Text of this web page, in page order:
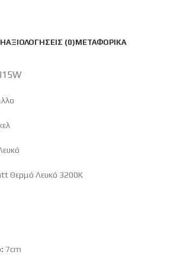
ΑΞΙΟΛΟΓΉΣΕΙΣ (0)ΜΕΤΑΦΟΡΙΚΆ
Θερμό Λευκό 3200K
7cm